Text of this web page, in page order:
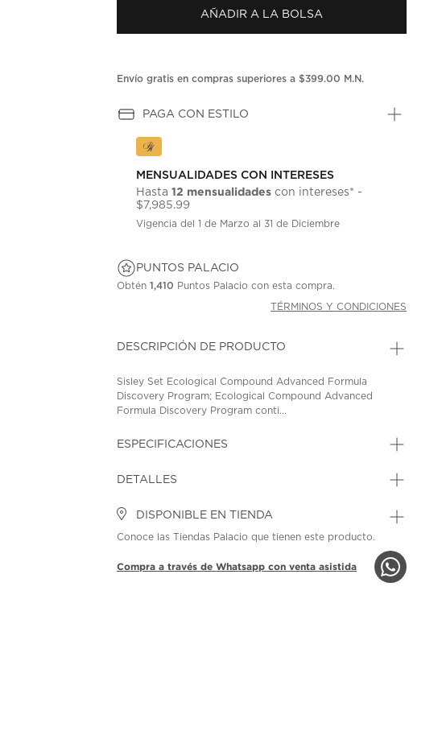
en
la
AÑADIR A LA BOLSA
Envío gratis en compras superiores a $399.00 M.N.
PAGA CON ESTILO
MENSUALIDADES CON INTERESES
Hasta12 mensualidades con intereses* -
$7,985.99
Vigencia del 1 de Marzo al 31 de Diciembre
PUNTOS PALACIO
Obtén1,410 Puntos Palacio con esta compra.
TÉRMINOS Y CONDICIONES
DESCRIPCIÓN DE PRODUCTO
Sisley Set Ecological Compound Advanced Formula
Discovery Program; Ecological Compound Advanced
Formula Discovery Program conti...
ESPECIFICACIONES
DETALLES
DISPONIBLE EN TIENDA
Conoce las Tiendas Palacio que tienen este producto.
Compra a través de Whatsapp con venta asistida